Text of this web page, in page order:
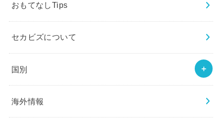
おもてなしTips
セカビズについて
国別
海外情報